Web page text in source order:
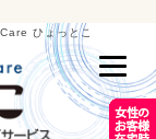
ひょっとこ